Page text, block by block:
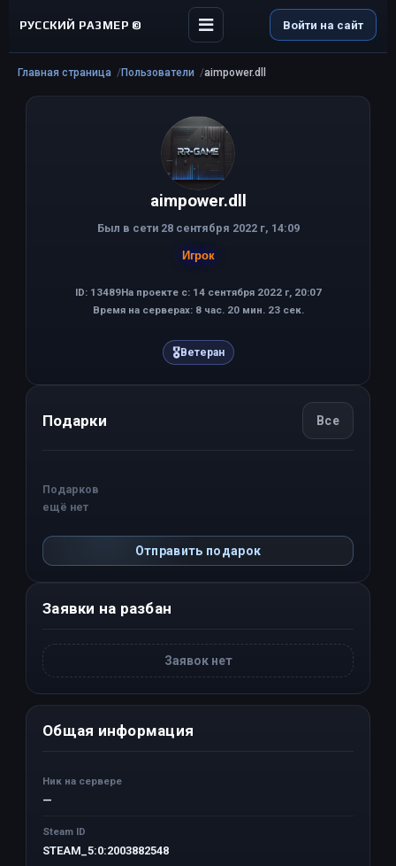
РУССКИЙ РАЗМЕР © Войти на сайт
Главная страница Пользователи aimpower.dll
aimpower.dll
Был в сети 28 сентября 2022 г, 14:09
Игрок
ID: 13489На проекте с: 14 сентября 2022 г, 20:07
Время на серверах: 8 час. 20 мин. 23 сек.
🎖Ветеран
Подарки Все
Подарков
ещё нет
Отправить подарок
Заявки на разбан
Заявок нет
Общая информация
Ник на сервере
—
Steam ID
STEAM_5:0:2003882548